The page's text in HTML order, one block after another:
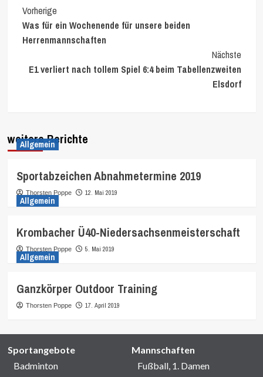
Continue
Reading
Vorherige
Was für ein Wochenende für unsere beiden
Herrenmannschaften
Nächste
E1 verliert nach tollem Spiel 6:4 beim Tabellenzweiten
Elsdorf
weitere Berichte
Allgemein
Sportabzeichen Abnahmetermine 2019
Thorsten Poppe 12. Mai 2019
Allgemein
Krombacher Ü40-Niedersachsenmeisterschaft
Thorsten Poppe 5. Mai 2019
Allgemein
Ganzkörper Outdoor Training
Thorsten Poppe 17. April 2019
Sportangebote
Badminton
Mannschaften
Fußball, 1. Damen